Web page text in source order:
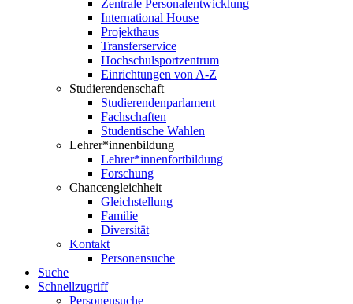
Zentrale Personalentwicklung
International House
Projekthaus
Transferservice
Hochschulsportzentrum
Einrichtungen von A-Z
Studierendenschaft
Studierendenparlament
Fachschaften
Studentische Wahlen
Lehrer*innenbildung
Lehrer*innenfortbildung
Forschung
Chancengleichheit
Gleichstellung
Familie
Diversität
Kontakt
Personensuche
Suche
Schnellzugriff
Personensuche